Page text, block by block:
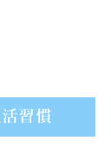
習慣